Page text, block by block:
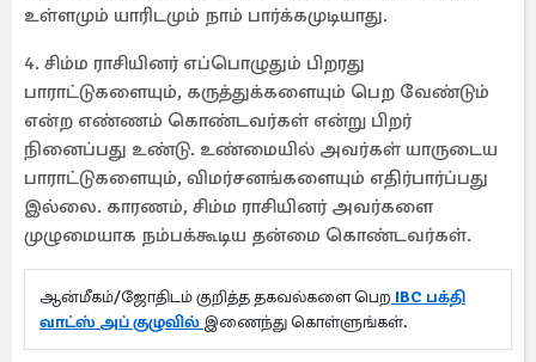
உள்ளமும் யாரிடமும் நாம் பார்க்கமுடியாது.
4. சிம்ம ராசியினர் எப்பொழுதும் பிறரது
பாராட்டுகளையும், கருத்துக்களையும் பெற வேண்டும்
என்ற எண்ணம் கொண்டவர்கள் என்று பிறர்
நினைப்பது உண்டு. உண்மையில் அவர்கள் யாருடைய
பாராட்டுகளையும், விமர்சனங்களையும் எதிர்பார்ப்பது
இல்லை. காரணம், சிம்ம ராசியினர் அவர்களை
முழுமையாக நம்பக்கூடிய தன்மை கொண்டவர்கள்.
ஆன்மீகம்/ஜோதிடம் குறித்த தகவல்களை பெற IBC பக்தி
வாட்ஸ் அப் குழுவில் இணைந்து கொள்ளுங்கள்.